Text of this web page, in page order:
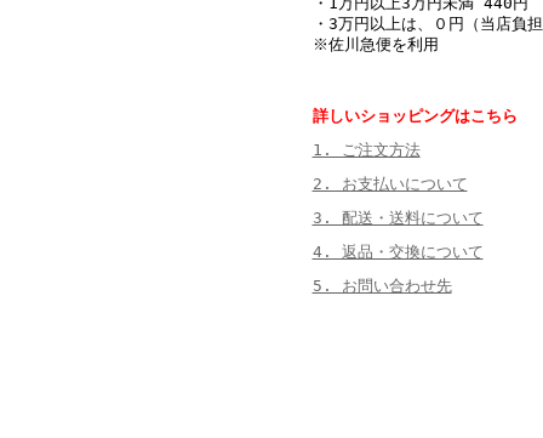
・3万円以上は、０円（当店負
※佐川急便を利用
詳しいショッピングはこちら
1. ご注文方法
2. お支払いについて
3. 配送・送料について
4. 返品・交換について
5. お問い合わせ先